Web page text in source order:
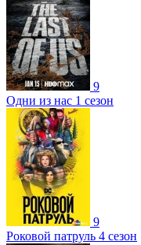
9
Одни из нас 1 сезон
9
Роковой патруль 4 сезон